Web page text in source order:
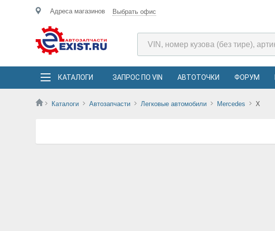
Адреса магазинов Выбрать офис
КАТАЛОГИ ЗАПРОС ПО VIN АВТОТОЧКИ ФОРУМ
Каталоги Автозапчасти Легковые автомобили Mercedes X